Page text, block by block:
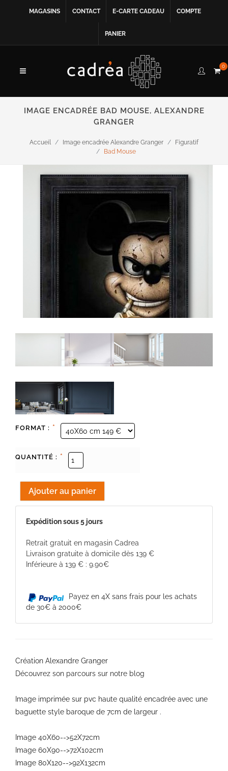
MAGASINS CONTACT E-CARTE CADEAU COMPTE
PANIER
0
IMAGE ENCADRÉE BAD MOUSE, ALEXANDRE
GRANGER
Accueil Image encadrée Alexandre Granger
Figuratif
Bad Mouse
FORMAT : *
QUANTITÉ : *
Expédition sous 5 jours
Retrait gratuit en magasin Cadrea
Livraison gratuite à domicile dès 139 €
Inférieure à 139 € : 9.90€
Payez en 4X sans frais pour les achats
de 30€ à 2000€
Création Alexandre Granger
Découvrez son parcours sur notre blog
Image imprimée sur pvc haute qualité encadrée avec une
baguette style baroque de 7cm de largeur .
Image 40X60-->52X72cm
Image 60X90-->72X102cm
Image 80X120-->92X132cm